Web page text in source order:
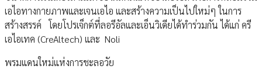
เอไอทางกายภาพและเจนเอไอ และสร้างความเป็นไปใหม่ๆ ในการ
สร้างสรรค์ โดยโปรเจ็กต์ที่ลอรีอัลและเอ็นวิเดียได้ทำร่วมกัน ได้แก่ ครี
เอไอเทค (CreAltech) และ Noli
พรมแดนใหม่แห่งการชะลอวัย